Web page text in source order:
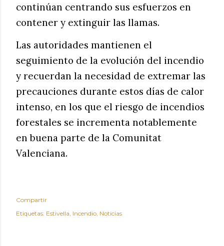
continúan centrando sus esfuerzos en
contener y extinguir las llamas.
Las autoridades mantienen el
seguimiento de la evolución del incendio
y recuerdan la necesidad de extremar las
precauciones durante estos días de calor
intenso, en los que el riesgo de incendios
forestales se incrementa notablemente
en buena parte de la Comunitat
Valenciana.
Compartir
Etiquetas: Estivella Incendio Noticias